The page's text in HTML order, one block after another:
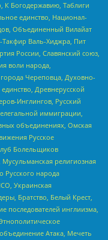
К Богодержавию, Таблиги
единство, Национал-
Объединенный Вилайат
Такфир Валь-Хиджра, Пит
России, Славянский союз,
воли народа,
Череповца, Духовно-
Древнерусской
Инглингов, Русский
иммиграции,
объединениях, Омская
Русское
Болельщиков
религиозная
народа
Украинская
Братство, Белый Крест,
последователей инглиизма,
Атака, Мечеть